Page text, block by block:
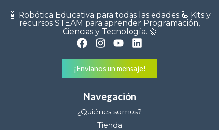
🤖 Robótica Educativa para todas las edades.🦾 Kits y
recursos STEAM para aprender Programación,
Ciencias y Tecnología. 🚀
¡Envíanos un mensaje!
Navegación
¿Quiénes somos?
Tienda